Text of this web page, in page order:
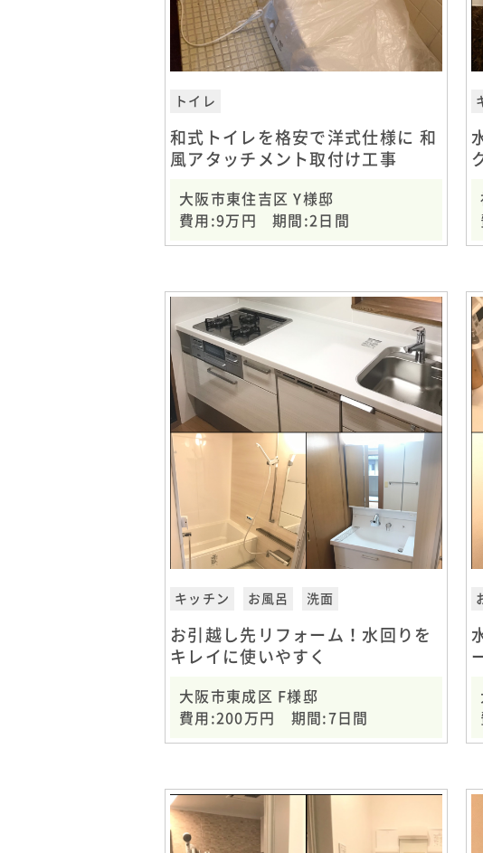
トイレ
和式トイレを格安で洋式仕様に 和
風アタッチメント取付け工事
大阪市東住吉区 Y様邸
費用:9万円 期間:2日間
キッチン お風呂 洗面
お引越し先リフォーム！水回りを
キレイに使いやすく
大阪市東成区 F様邸
費用:200万円 期間:7日間